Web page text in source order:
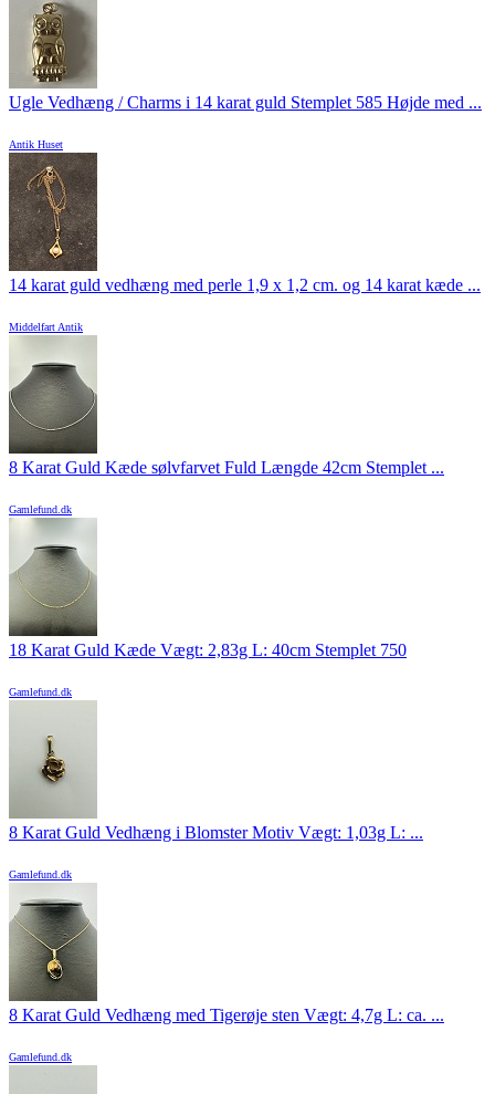
Ugle Vedhæng / Charms i 14 karat guld Stemplet 585 Højde med ...
Antik Huset
14 karat guld vedhæng med perle 1,9 x 1,2 cm. og 14 karat kæde ...
Middelfart Antik
8 Karat Guld Kæde sølvfarvet Fuld Længde 42cm Stemplet ...
Gamlefund.dk
18 Karat Guld Kæde Vægt: 2,83g L: 40cm Stemplet 750
Gamlefund.dk
8 Karat Guld Vedhæng i Blomster Motiv Vægt: 1,03g L: ...
Gamlefund.dk
8 Karat Guld Vedhæng med Tigerøje sten Vægt: 4,7g L: ca. ...
Gamlefund.dk